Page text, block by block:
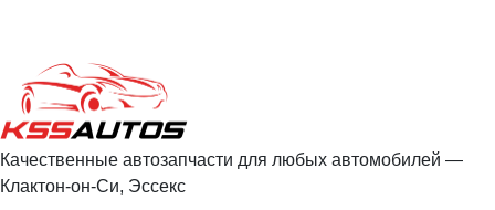
Качественные автозапчасти для любых автомобилей —
Клактон-он-Си, Эссекс